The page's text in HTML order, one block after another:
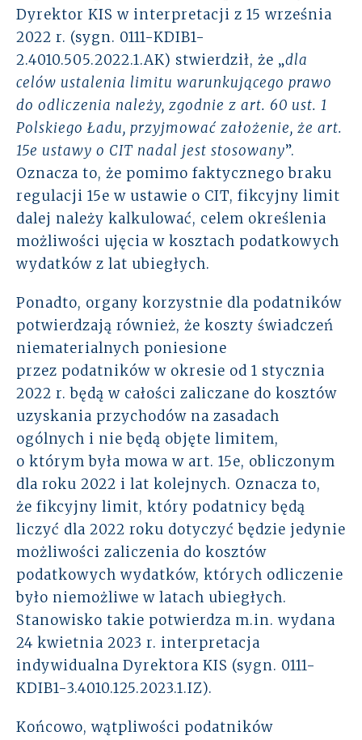
Dyrektor KIS w interpretacji z 15 września
2022 r. (sygn. 0111-KDIB1-
2.4010.505.2022.1.AK) stwierdził, że „dla
celów ustalenia limitu warunkującego prawo
do odliczenia należy, zgodnie z art. 60 ust. 1
Polskiego Ładu, przyjmować założenie, że art.
15e ustawy o CIT nadal jest stosowany”.
Oznacza to, że pomimo faktycznego braku
regulacji 15e w ustawie o CIT, fikcyjny limit
dalej należy kalkulować, celem określenia
możliwości ujęcia w kosztach podatkowych
wydatków z lat ubiegłych.
Ponadto, organy korzystnie dla podatników
potwierdzają również, że koszty świadczeń
niematerialnych poniesione
przez podatników w okresie od 1 stycznia
2022 r. będą w całości zaliczane do kosztów
uzyskania przychodów na zasadach
ogólnych i nie będą objęte limitem,
o którym była mowa w art. 15e, obliczonym
dla roku 2022 i lat kolejnych. Oznacza to,
że fikcyjny limit, który podatnicy będą
liczyć dla 2022 roku dotyczyć będzie jedynie
możliwości zaliczenia do kosztów
podatkowych wydatków, których odliczenie
było niemożliwe w latach ubiegłych.
Stanowisko takie potwierdza m.in. wydana
24 kwietnia 2023 r. interpretacja
indywidualna Dyrektora KIS (sygn. 0111-
KDIB1-3.4010.125.2023.1.IZ).
Końcowo, wątpliwości podatników